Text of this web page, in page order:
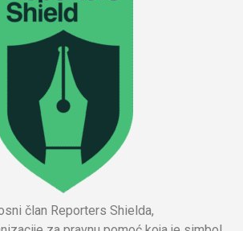
član Reporters Shielda,